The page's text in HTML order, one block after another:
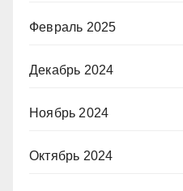
Февраль 2025
Декабрь 2024
Ноябрь 2024
Октябрь 2024